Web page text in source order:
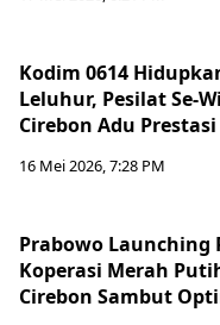
Kodim 0614
Leluhur, Pesilat Se-
Cirebon Adu
16 Mei 2026, 7:28 PM
Prabowo Launching
Koperasi Merah
Cirebon Sambut